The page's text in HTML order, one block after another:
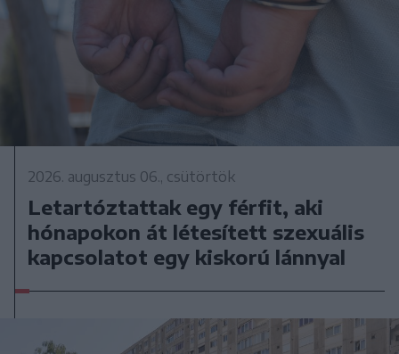
2026. augusztus 06., csütörtök
Letartóztattak egy férfit, aki
hónapokon át létesített szexuális
kapcsolatot egy kiskorú lánnyal